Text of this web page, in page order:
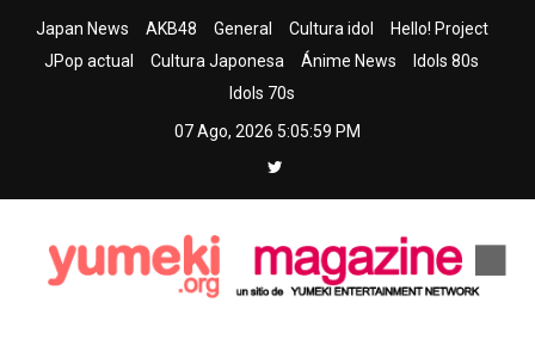
Japan News AKB48 General Cultura idol
Hello! Project
JPop actual
Cultura Japonesa Ánime News
Idols 80s
Idols 70s
07 Ago, 2026 5:06:00 PM